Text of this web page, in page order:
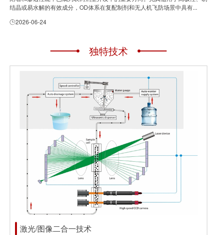
结晶或易水解的有效成分，OD体系在复配制剂和无人机飞防场景中具有...
2026-06-24
独特技术
激光/图像二合一技术